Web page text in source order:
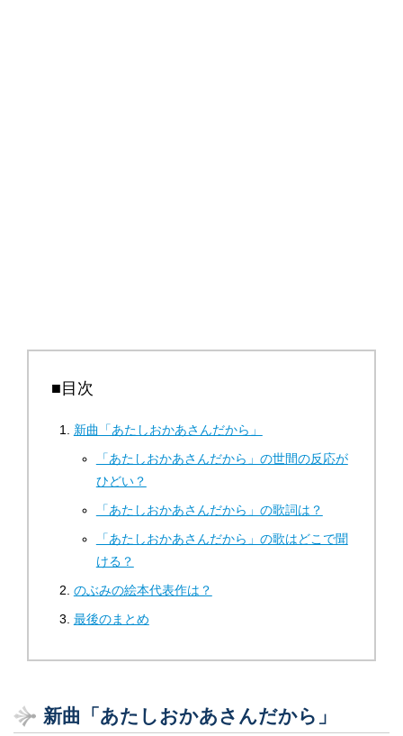
■目次
新曲「あたしおかあさんだから」
「あたしおかあさんだから」の世間の反応が
ひどい？
「あたしおかあさんだから」の歌詞は？
「あたしおかあさんだから」の歌はどこで聞
ける？
のぶみの絵本代表作は？
最後のまとめ
新曲「あたしおかあさんだから」